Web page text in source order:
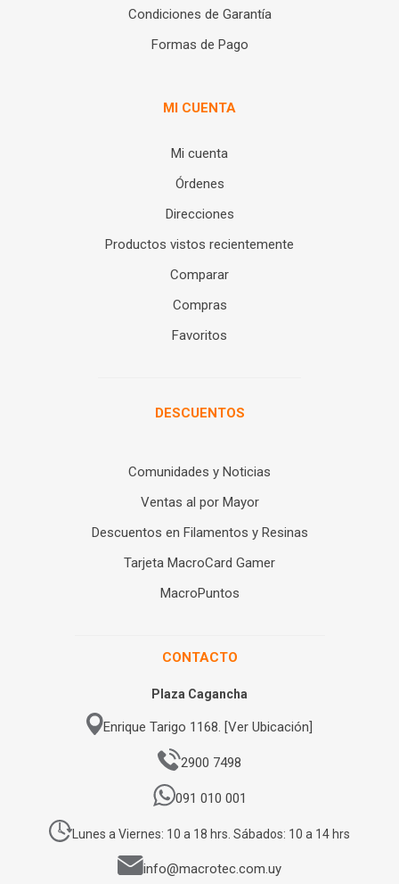
Condiciones de Garantía
Formas de Pago
MI CUENTA
Mi cuenta
Órdenes
Direcciones
Productos vistos recientemente
Comparar
Compras
Favoritos
DESCUENTOS
Comunidades y Noticias
Ventas al por Mayor
Descuentos en Filamentos y Resinas
Tarjeta MacroCard Gamer
MacroPuntos
CONTACTO
Plaza Cagancha
Enrique Tarigo 1168. [Ver Ubicación]
2900 7498
091 010 001
Lunes a Viernes: 10 a 18 hrs. Sábados: 10 a 14 hrs
info@macrotec.com.uy